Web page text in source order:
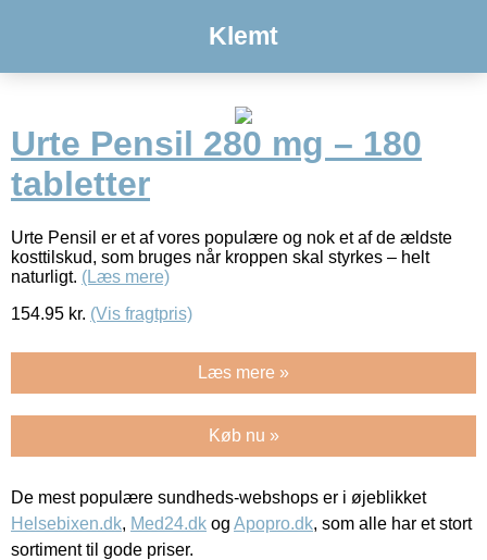
Klemt
Urte Pensil 280 mg – 180
tabletter
Urte Pensil er et af vores populære og nok et af de ældste
kosttilskud, som bruges når kroppen skal styrkes – helt
naturligt. (Læs mere)
154.95 kr. (Vis fragtpris)
Læs mere »
Køb nu »
De mest populære sundheds-webshops er i øjeblikket
Helsebixen.dk, Med24.dk og Apopro.dk, som alle har et stort
sortiment til gode priser.